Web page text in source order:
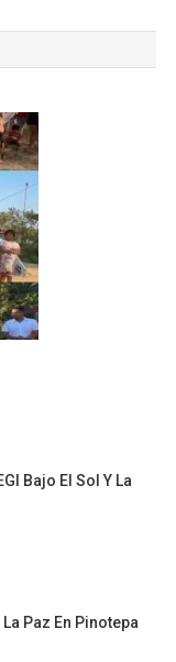
Bajo El Sol Y La
Paz En Pinotepa